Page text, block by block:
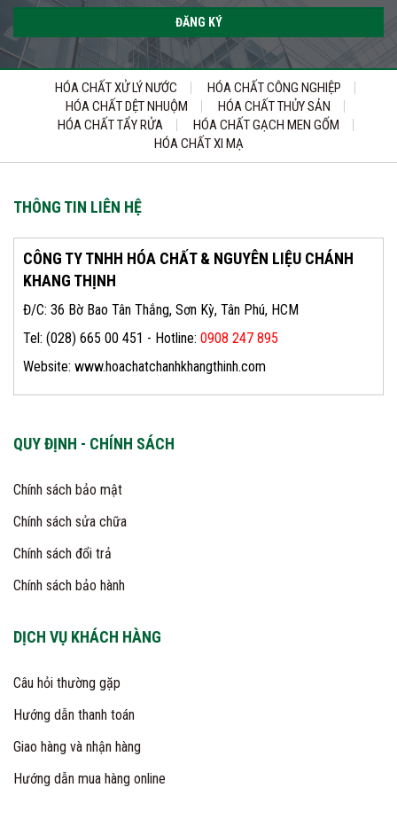
ĐĂNG KÝ
HÓA CHẤT XỬ LÝ NƯỚC
HÓA CHẤT CÔNG NGHIỆP
HÓA CHẤT DỆT NHUỘM
HÓA CHẤT THỦY SẢN
HÓA CHẤT TẨY RỬA
HÓA CHẤT GẠCH MEN GỐM
HÓA CHẤT XI MẠ
THÔNG TIN LIÊN HỆ
CÔNG TY TNHH HÓA CHẤT & NGUYÊN LIỆU CHÁNH
KHANG THỊNH
Đ/C: 36 Bờ Bao Tân Thắng, Sơn Kỳ, Tân Phú, HCM
Tel: (028) 665 00 451 - Hotline: 0908 247 895
Website: www.hoachatchanhkhangthinh.com
QUY ĐỊNH - CHÍNH SÁCH
Chính sách bảo mật
Chính sách sửa chữa
Chính sách đổi trả
Chính sách bảo hành
DỊCH VỤ KHÁCH HÀNG
Câu hỏi thường gặp
Hướng dẫn thanh toán
Giao hàng và nhận hàng
Hướng dẫn mua hàng online